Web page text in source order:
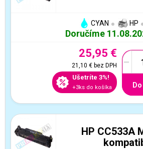
CYAN HP
Doručíme
25,95 €
21,10 €bez DPH
Ušetríte 3%!
+3ks do košíka
-
HP CC533A